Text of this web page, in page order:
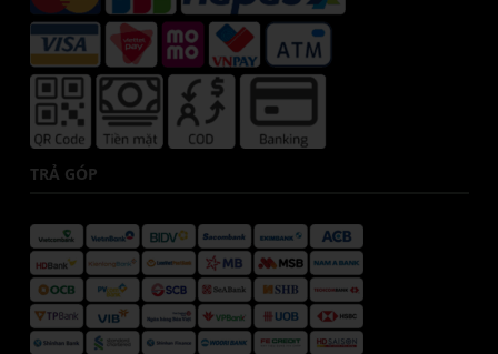
TRẢ GÓP